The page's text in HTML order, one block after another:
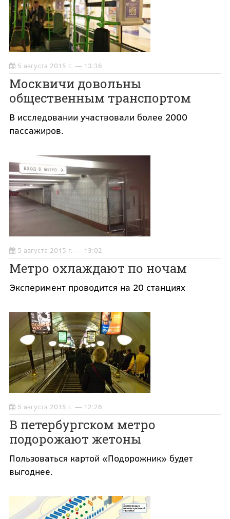
5 августа 2015 г. — 13:36
Москвичи довольны
общественным транспортом
В исследовании участвовали более 2000
пассажиров.
5 августа 2015 г. — 13:02
Метро охлаждают по ночам
Эксперимент проводится на 20 станциях
5 августа 2015 г. — 12:26
В петербургском метро
подорожают жетоны
Пользоваться картой «Подорожник» будет
выгоднее.